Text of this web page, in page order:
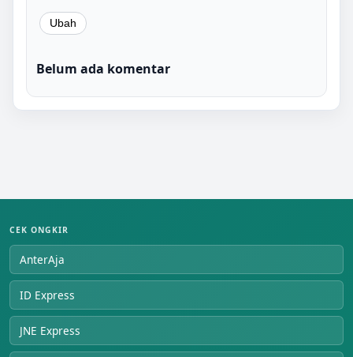
Belum ada komentar
CEK ONGKIR
AnterAja
ID Express
JNE Express